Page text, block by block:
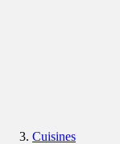
Cuisines